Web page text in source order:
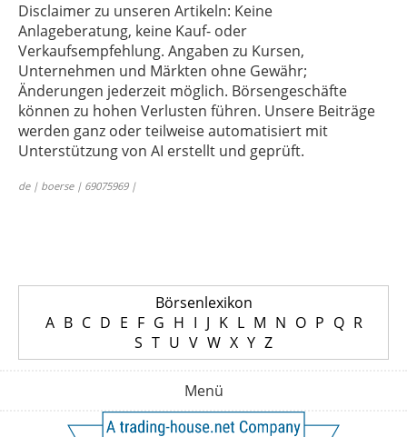
Disclaimer zu unseren Artikeln: Keine
Anlageberatung, keine Kauf- oder
Verkaufsempfehlung. Angaben zu Kursen,
Unternehmen und Märkten ohne Gewähr;
Änderungen jederzeit möglich. Börsengeschäfte
können zu hohen Verlusten führen. Unsere Beiträge
werden ganz oder teilweise automatisiert mit
Unterstützung von AI erstellt und geprüft.
de | boerse | 69075969 |
Börsenlexikon
A B C D E F G H I J K L M N O P Q R
S T U V W X Y Z
Menü